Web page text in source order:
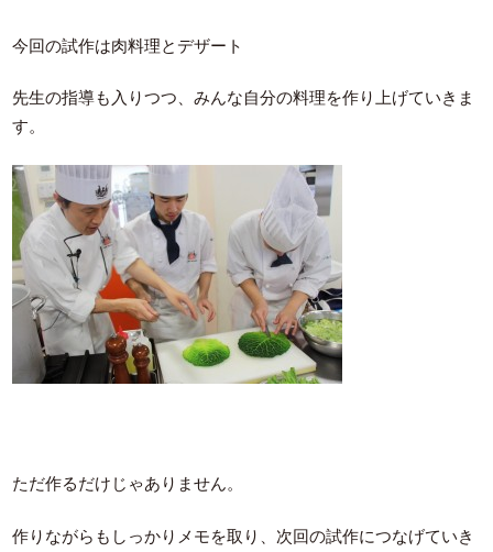
今回の試作は肉料理とデザート
先生の指導も入りつつ、みんな自分の料理を作り上げていきま
す。
ただ作るだけじゃありません。
作りながらもしっかりメモを取り、次回の試作につなげていき